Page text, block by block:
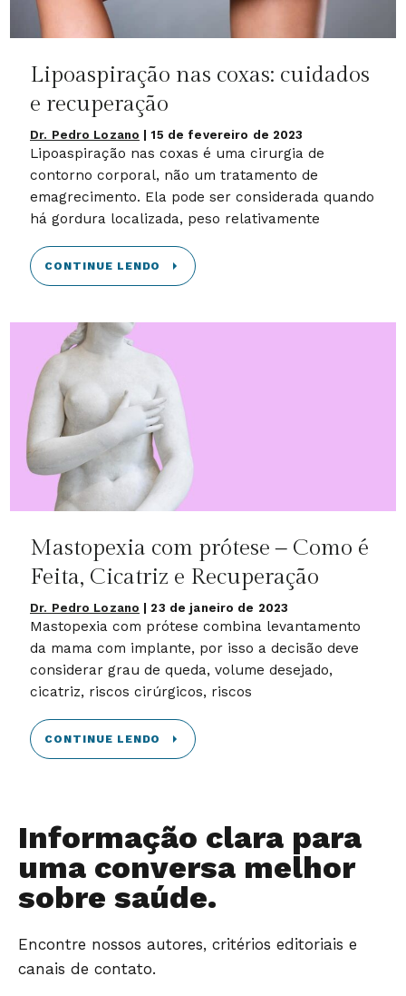
Lipoaspiração nas coxas: cuidados
e recuperação
Dr. Pedro Lozano |15 de fevereiro de 2023
Lipoaspiração nas coxas é uma cirurgia de
contorno corporal, não um tratamento de
emagrecimento. Ela pode ser considerada quando
há gordura localizada, peso relativamente
CONTINUE LENDO
Mastopexia com prótese – Como é
Feita, Cicatriz e Recuperação
Dr. Pedro Lozano 23 de janeiro de 2023
Mastopexia com prótese combina levantamento
da mama com implante, por isso a decisão deve
considerar grau de queda, volume desejado,
cicatriz, riscos cirúrgicos, riscos
CONTINUE LENDO
Informação clara para
uma conversa melhor
sobre saúde.
Encontre nossos autores, critérios editoriais e
canais de contato.